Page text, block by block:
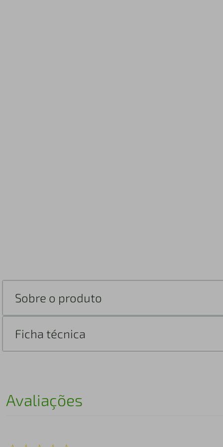
Sobre o produto
Ficha técnica
Avaliações